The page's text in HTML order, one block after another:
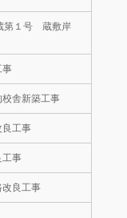
第１号 蔵敷岸
事
舎新築工事
工事
事
良工事